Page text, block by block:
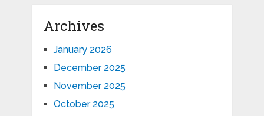
Archives
January 2026
December 2025
November 2025
October 2025